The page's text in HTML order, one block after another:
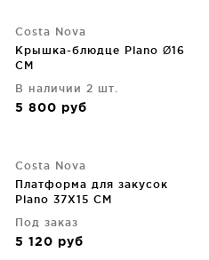
Costa Nova
Крышка-блюдце Plano Ø16
CM
В наличии 2 шт.
5 800 руб
Costa Nova
Платформа для закусок
Plano 37X15 CM
Под заказ
5 120 руб